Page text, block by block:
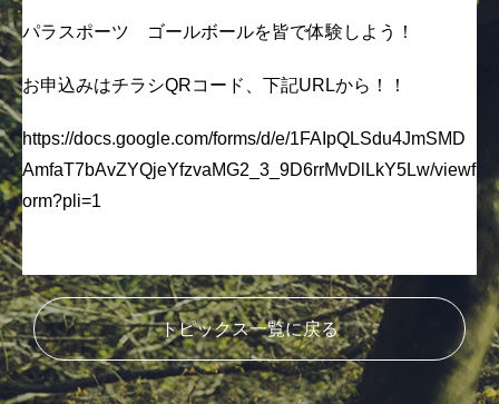
パラスポーツ ゴールボールを皆で体験しよう！
お申込みはチラシQRコード、下記URLから！！
https://docs.google.com/forms/d/e/1FAIpQLSdu4JmSMD
AmfaT7bAvZYQjeYfzvaMG2_3_9D6rrMvDlLkY5Lw/viewf
orm?pli=1
トピックス一覧に戻る